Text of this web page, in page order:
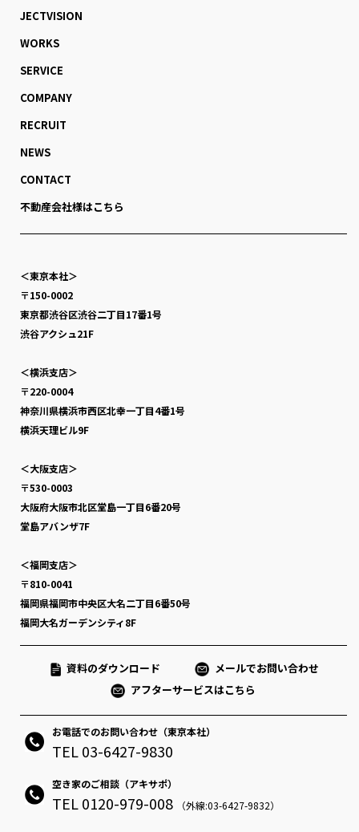
JECTVISION
WORKS
SERVICE
COMPANY
RECRUIT
NEWS
CONTACT
不動産会社様はこちら
＜東京本社＞
〒150-0002
東京都渋谷区渋谷二丁目17番1号
渋谷アクシュ21F
＜横浜支店＞
〒220-0004
神奈川県横浜市西区北幸一丁目4番1号
横浜天理ビル9F
＜大阪支店＞
〒530-0003
大阪府大阪市北区堂島一丁目6番20号
堂島アバンザ7F
＜福岡支店＞
〒810-0041
福岡県福岡市中央区大名二丁目6番50号
福岡大名ガーデンシティ8F
資料のダウンロード
メールでお問い合わせ
アフターサービスはこちら
お電話でのお問い合わせ（東京本社）
TEL 03-6427-9830
空き家のご相談（アキサポ）
TEL 0120-979-008 （外線:03-6427-9832）